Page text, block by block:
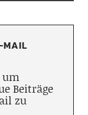
MAIL
um
Beiträge
zu